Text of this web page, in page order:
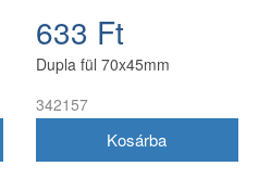
633 Ft
Dupla fül 70x45mm
342157